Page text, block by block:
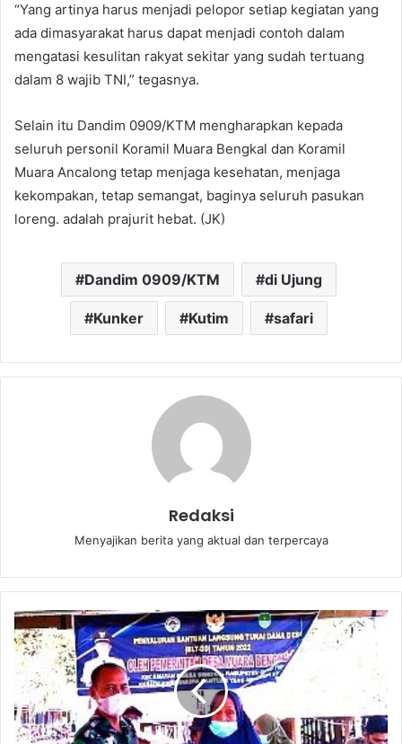
“Yang artinya harus menjadi pelopor setiap kegiatan yang
ada dimasyarakat harus dapat menjadi contoh dalam
mengatasi kesulitan rakyat sekitar yang sudah tertuang
dalam 8 wajib TNI,” tegasnya.
Selain itu Dandim 0909/KTM mengharapkan kepada
seluruh personil Koramil Muara Bengkal dan Koramil
Muara Ancalong tetap menjaga kesehatan, menjaga
kekompakan, tetap semangat, baginya seluruh pasukan
loreng. adalah prajurit hebat. (JK)
Dandim 0909/KTM di Ujung
Kunker Kutim safari
Redaksi
Menyajikan berita yang aktual dan terpercaya